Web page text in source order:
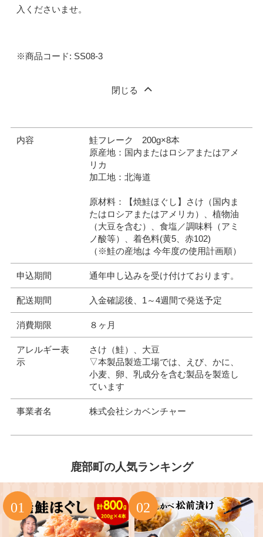
入くださいませ。
※商品コード: SS08-3
閉じる
内容
鮭フレーク 200g×8本
原産地：国内またはロシアまたはアメ
リカ
加工地：北海道
原材料：【焼鮭ほぐし】さけ（国内ま
たはロシアまたはアメリカ）、植物油
（大豆を含む）、食塩／調味料（アミ
ノ酸等）、着色料(黄5、赤102)
（※鮭の産地は 今年度の使用計画順）
申込期間 通年申し込みを受け付けております。
配送期間 入金確認後、1～4週間で発送予定
消費期限 ８ヶ月
アレルギー表
示
さけ（鮭）、大豆
▽本製品製造工場では、えび、かに、
小麦、卵、乳成分を含む製品を製造し
ています
事業者名 株式会社シカベンチャー
鹿部町の人気ランキング